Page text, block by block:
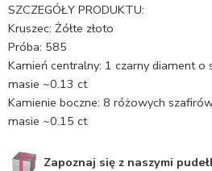
SZCZEGÓŁY PRODUKTU:
Kruszec: Żółte złoto
Próba: 585
Kamień centralny: 1 czarny diament
masie ~0.13 ct
Kamienie boczne: 8 różowych
masie ~0.15 ct
Zapoznaj się z naszymi